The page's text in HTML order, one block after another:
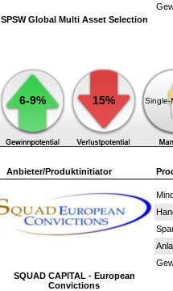
SPSW Global Multi Asset Selection
6-9% 15% Single-
Anbieter/Produktinitiator
SQUAD CAPITAL - European
Convictions